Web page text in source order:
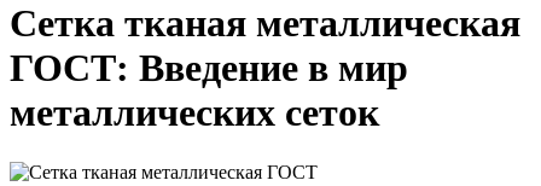
прямоугольные
Трубы
нержавеющие
AISI
Трубы
алюминиевая
алюминиевый
Тавр
Труба
стальные
Сетка тканая металлическая
ГОСТ: Введение в мир
металлических сеток